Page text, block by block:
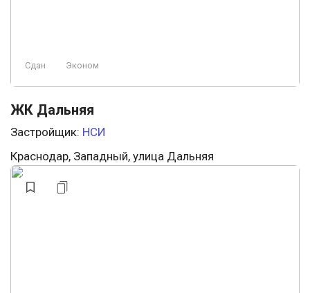
Сдан Эконом
ЖК Дальняя
Застройщик: НСИ
Краснодар, Западный, улица Дальняя